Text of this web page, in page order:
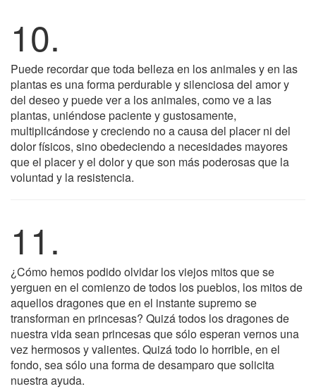
10.
Puede recordar que toda belleza en los animales y en las
plantas es una forma perdurable y silenciosa del amor y
del deseo y puede ver a los animales, como ve a las
plantas, uniéndose paciente y gustosamente,
multiplicándose y creciendo no a causa del placer ni del
dolor físicos, sino obedeciendo a necesidades mayores
que el placer y el dolor y que son más poderosas que la
voluntad y la resistencia.
11.
¿Cómo hemos podido olvidar los viejos mitos que se
yerguen en el comienzo de todos los pueblos, los mitos de
aquellos dragones que en el instante supremo se
transforman en princesas? Quizá todos los dragones de
nuestra vida sean princesas que sólo esperan vernos una
vez hermosos y valientes. Quizá todo lo horrible, en el
fondo, sea sólo una forma de desamparo que solicita
nuestra ayuda.